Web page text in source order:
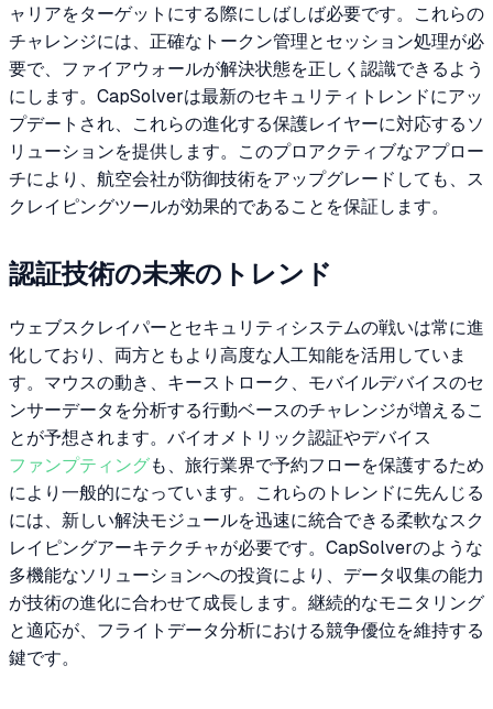
ャリアをターゲットにする際にしばしば必要です。これらの
チャレンジには、正確なトークン管理とセッション処理が必
要で、ファイアウォールが解決状態を正しく認識できるよう
にします。CapSolverは最新のセキュリティトレンドにアッ
プデートされ、これらの進化する保護レイヤーに対応するソ
リューションを提供します。このプロアクティブなアプロー
チにより、航空会社が防御技術をアップグレードしても、ス
クレイピングツールが効果的であることを保証します。
認証技術の未来のトレンド
ウェブスクレイパーとセキュリティシステムの戦いは常に進
化しており、両方ともより高度な人工知能を活用していま
す。マウスの動き、キーストローク、モバイルデバイスのセ
ンサーデータを分析する行動ベースのチャレンジが増えるこ
とが予想されます。バイオメトリック認証やデバイス
ファンプティングも、旅行業界で予約フローを保護するため
により一般的になっています。これらのトレンドに先んじる
には、新しい解決モジュールを迅速に統合できる柔軟なスク
レイピングアーキテクチャが必要です。CapSolverのような
多機能なソリューションへの投資により、データ収集の能力
が技術の進化に合わせて成長します。継続的なモニタリング
と適応が、フライトデータ分析における競争優位を維持する
鍵です。